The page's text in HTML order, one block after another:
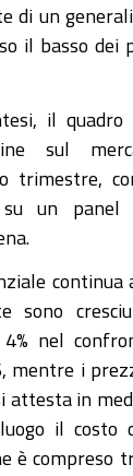
di un
il basso dei
il quadro
sul
trimestre,
su un
continua
sono
nel
mentre i
attesta in
il costo
è compreso